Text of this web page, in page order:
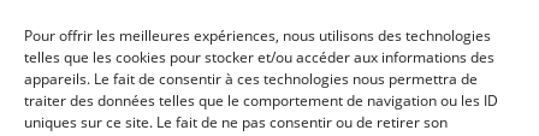
Pour offrir les meilleures expériences, nous utilisons des technologies
telles que les cookies pour stocker et/ou accéder aux informations des
appareils. Le fait de consentir à ces technologies nous permettra de
traiter des données telles que le comportement de navigation ou les ID
uniques sur ce site. Le fait de ne pas consentir ou de retirer son
Vos questions sur la communication de profession
de droit
La veille et les dernières actus